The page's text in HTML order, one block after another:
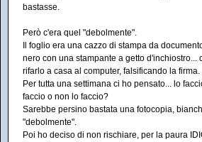
bastasse.
Però c'era quel "debolmente".
Il foglio era una cazzo di stampa da
nero con una stampante a getto d'inchiostro...
rifarlo a casa al computer, falsificando la firma.
Per tutta una settimana ci ho pensato... lo
faccio o non lo faccio?
Sarebbe persino bastata una fotocopia,
"debolmente".
Poi ho deciso di non rischiare, per la paura